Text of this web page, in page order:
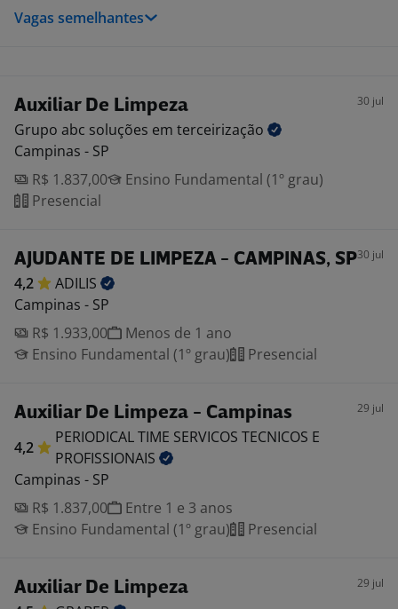
Vagas semelhantes
Auxiliar De Limpeza 30 jul
Grupo abc soluções em terceirização
Campinas - SP
R$ 1.837,00
Ensino Fundamental (1º grau)
Presencial
AJUDANTE DE LIMPEZA - CAMPINAS, SP30 jul
4,2
ADILIS
Campinas - SP
R$ 1.933,00
Menos de 1 ano
Ensino Fundamental (1º grau)
Presencial
Auxiliar De Limpeza - Campinas 29 jul
4,2
PERIODICAL TIME SERVICOS TECNICOS E
PROFISSIONAIS
Campinas - SP
R$ 1.837,00
Entre 1 e 3 anos
Ensino Fundamental (1º grau)
Presencial
Auxiliar De Limpeza 29 jul